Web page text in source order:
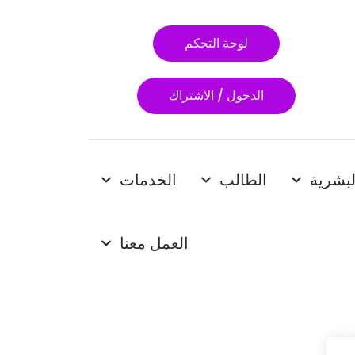
لوحة التحكم
الدخول / الاشتراك
الطالب الخدمات
العمل معنا